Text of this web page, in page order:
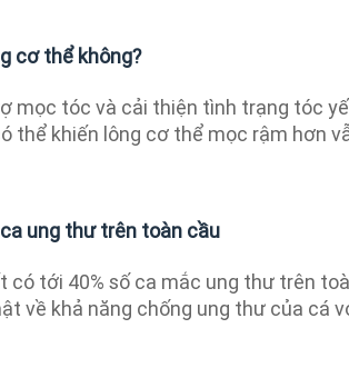
cơ thể không?
mọc tóc và cải thiện tình trạng tóc
thể khiến lông cơ thể mọc rậm hơn
ung thư trên toàn cầu
có tới 40% số ca mắc ung thư trên
về khả năng chống ung thư của cá